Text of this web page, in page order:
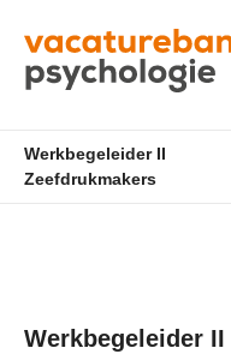
Werkbegeleider II
Zeefdrukmakers
Werkbegeleider